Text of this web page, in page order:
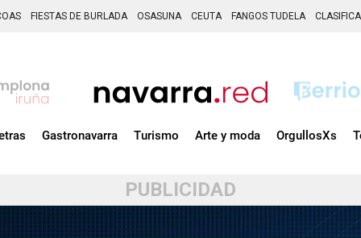
FIESTAS DE BURLADA OSASUNA CEUTA FANGOS TUDELA
Gastronavarra Turismo Arte y moda OrgullosXs
PUBLICIDAD